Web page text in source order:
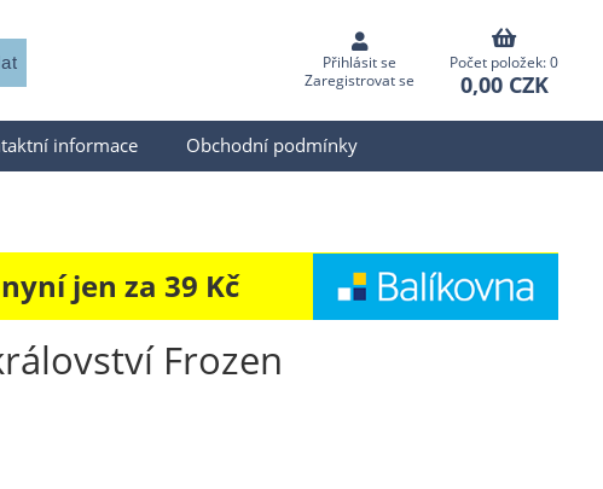
Přihlásit se
Zaregistrovat se
Počet položek: 0
0,00 CZK
informace Obchodní podmínky
jen za 39 Kč
Frozen